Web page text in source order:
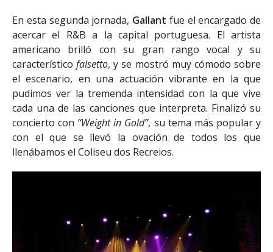
En esta segunda jornada, Gallant fue el encargado de
acercar el R&B a la capital portuguesa. El artista
americano brilló con su gran rango vocal y su
característicofalsetto, y se mostró muy cómodo sobre
el escenario, en una actuación vibrante en la que
pudimos ver la tremenda intensidad con la que vive
cada una de las canciones que interpreta. Finalizó su
concierto con “Weight in Gold”, su tema más popular y
con el que se llevó la ovación de todos los que
llenábamos el Coliseu dos Recreios.